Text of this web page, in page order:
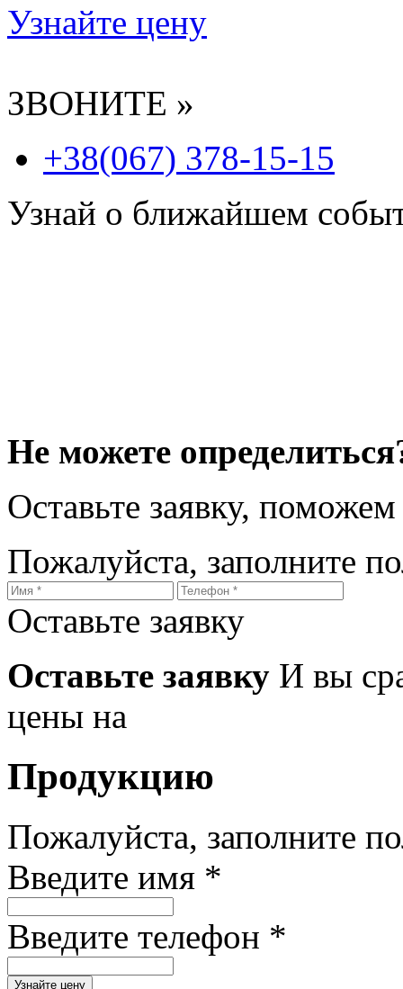
Узнайте цену
ЗВОНИТЕ »
+38(067) 378-15-15
Узнай о ближайшем
Не можете
Оставьте заявку,
Пожалуйста, заполните
Оставьте заявку
Оставьте заявку И вы
цены на
Продукцию
Пожалуйста, заполните
Введите имя *
Введите телефон *